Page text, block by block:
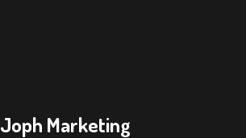
Joph Marketing